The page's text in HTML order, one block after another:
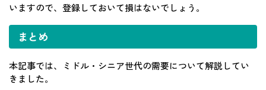
いますので、登録しておいて損はないでしょう。
まとめ
本記事では、ミドル・シニア世代の需要について解説してい
きました。